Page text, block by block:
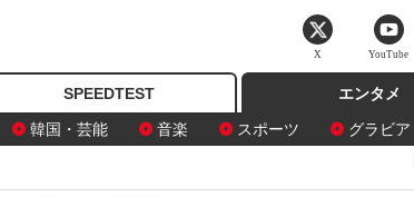
SPEEDTEST
エンタメ
韓国・芸能 音楽 スポーツ グラビア
X YouTube